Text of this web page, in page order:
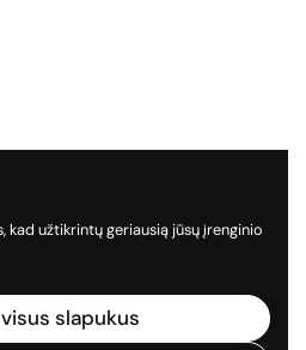
kad užtikrintų geriausią jūsų įrenginio
slapukus